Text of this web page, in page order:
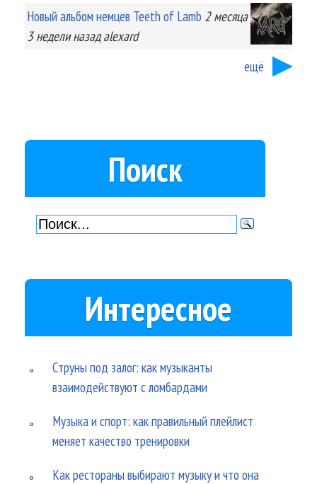
Новый альбом немцев Teeth of Lamb 2 месяца
3 неделиназад alexard
ещё
Поиск
Интересное
Струны под залог: как музыканты
взаимодействуют с ломбардами
Музыка и спорт: как правильный плейлист
меняет качество тренировки
Как рестораны выбирают музыку и что она